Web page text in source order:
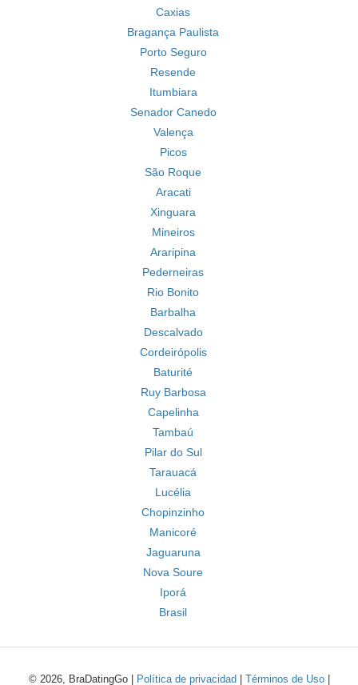
Caxias
Bragança Paulista
Porto Seguro
Resende
Itumbiara
Senador Canedo
Valença
Picos
São Roque
Aracati
Xinguara
Mineiros
Araripina
Pederneiras
Rio Bonito
Barbalha
Descalvado
Cordeirópolis
Baturité
Ruy Barbosa
Capelinha
Tambaú
Pilar do Sul
Tarauacá
Lucélia
Chopinzinho
Manicoré
Jaguaruna
Nova Soure
Iporá
Brasil
© 2026, BraDatingGo | Política de privacidad Términos de Uso|